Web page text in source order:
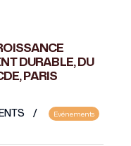
DURABLE, DU
PARIS
Evénements